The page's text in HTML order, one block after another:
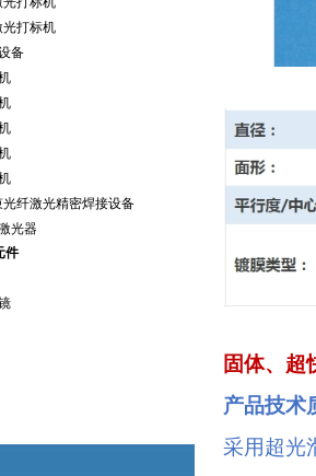
光打标机
备
光纤激光精密焊接设备
光器
件
固体、超
产品技术
采用超光